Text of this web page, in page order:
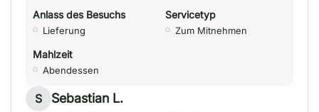
Anlass des Besuchs
Lieferung
Servicetyp
Zum Mitnehmen
Mahlzeit
Abendessen
S Sebastian L.